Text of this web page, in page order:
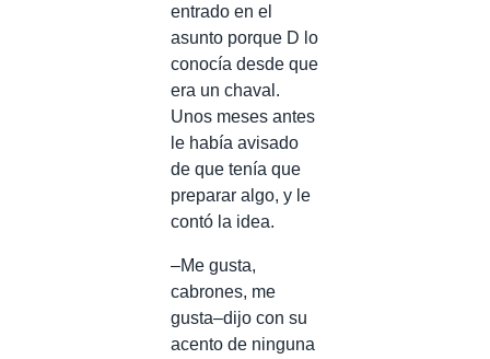
entrado en el
asunto porque D lo
conocía desde que
era un chaval.
Unos meses antes
le había avisado
de que tenía que
preparar algo, y le
contó la idea.
–Me gusta,
cabrones, me
gusta–dijo con su
acento de ninguna